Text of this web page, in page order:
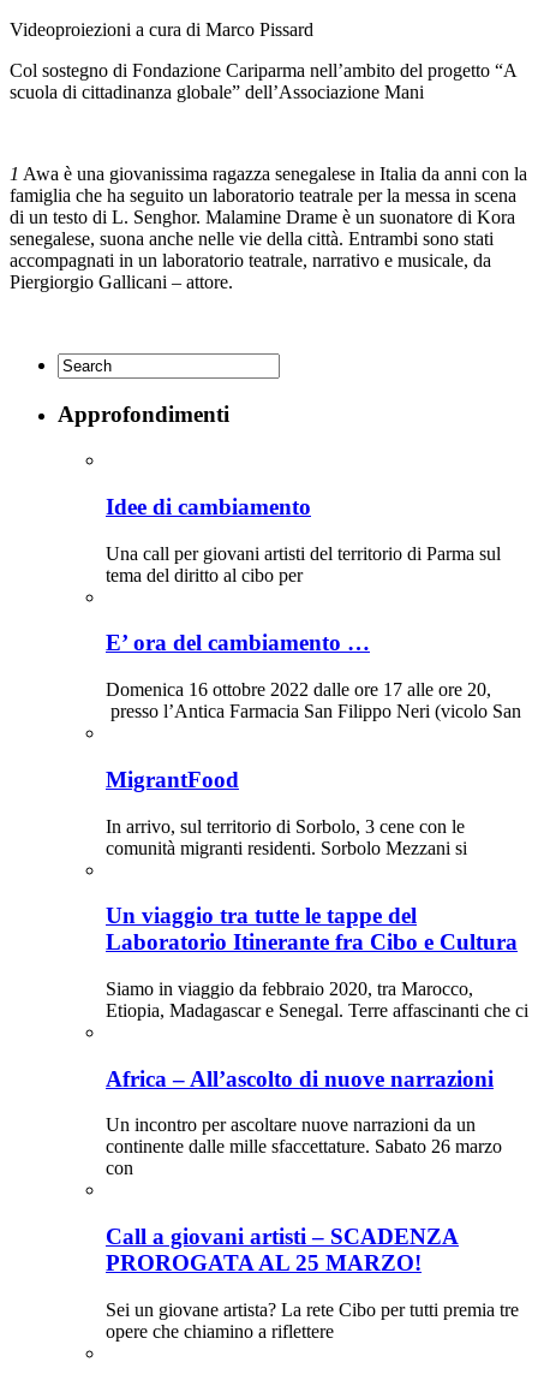
Videoproiezioni a cura di Marco Pissard
Col sostegno di Fondazione Cariparma nell’ambito del progetto “A
scuola di cittadinanza globale” dell’Associazione Mani
1 Awa è una giovanissima ragazza senegalese in Italia da anni con la
famiglia che ha seguito un laboratorio teatrale per la messa in scena
di un testo di L. Senghor. Malamine Drame è un suonatore di Kora
senegalese, suona anche nelle vie della città. Entrambi sono stati
accompagnati in un laboratorio teatrale, narrativo e musicale, da
Piergiorgio Gallicani – attore.
Approfondimenti
Idee di cambiamento
Una call per giovani artisti del territorio di Parma sul
tema del diritto al cibo per
E’ ora del cambiamento …
Domenica 16 ottobre 2022 dalle ore 17 alle ore 20,
presso l’Antica Farmacia San Filippo Neri (vicolo San
MigrantFood
In arrivo, sul territorio di Sorbolo, 3 cene con le
comunità migranti residenti. Sorbolo Mezzani si
Un viaggio tra tutte le tappe del
Laboratorio Itinerante fra Cibo e Cultura
Siamo in viaggio da febbraio 2020, tra Marocco,
Etiopia, Madagascar e Senegal. Terre affascinanti che ci
Africa – All’ascolto di nuove narrazioni
Un incontro per ascoltare nuove narrazioni da un
continente dalle mille sfaccettature. Sabato 26 marzo
con
Call a giovani artisti – SCADENZA
PROROGATA AL 25 MARZO!
Sei un giovane artista? La rete Cibo per tutti premia tre
opere che chiamino a riflettere